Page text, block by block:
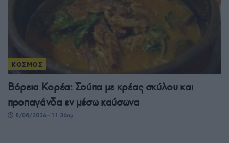
ΚΟΣΜΟΣ
Βόρεια Κορέα: Σούπα με κρέας σκύλου και
προπαγάνδα εν μέσω καύσωνα
8/08/2026 - 11:36πμ